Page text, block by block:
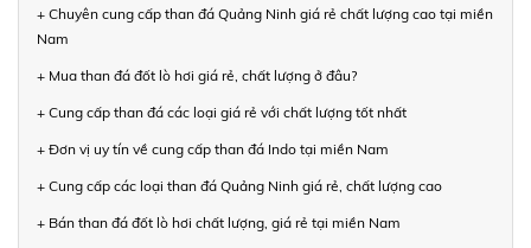
+ Chuyên cung cấp than đá Quảng Ninh giá rẻ chất lượng cao tại miền
Nam
+ Mua than đá đốt lò hơi giá rẻ, chất lượng ở đâu?
+ Cung cấp than đá các loại giá rẻ với chất lượng tốt nhất
+ Đơn vị uy tín về cung cấp than đá Indo tại miền Nam
+ Cung cấp các loại than đá Quảng Ninh giá rẻ, chất lượng cao
+ Bán than đá đốt lò hơi chất lượng, giá rẻ tại miền Nam